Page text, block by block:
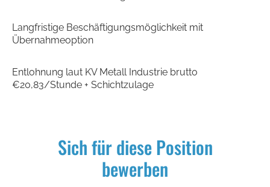
Langfristige Beschäftigungsmöglichkeit mit
Übernahmeoption
Entlohnung laut KV Metall Industrie brutto
€20,83/Stunde + Schichtzulage
Sich für diese Position
bewerben